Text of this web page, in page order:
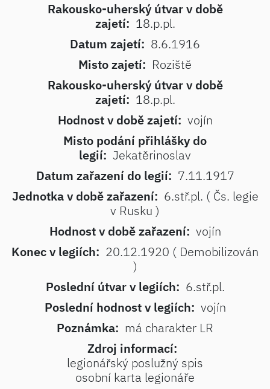
Rakousko-uherský útvar v době
zajetí: 18.p.pl.
Datum zajetí: 8.6.1916
Misto zajetí: Roziště
Rakousko-uherský útvar v době
zajetí: 18.p.pl.
Hodnost v době zajetí: vojín
Misto podání přihlášky do
legií: Jekatěrinoslav
Datum zařazení do legií: 7.11.1917
Jednotka v době zařazení: 6.stř.pl. ( Čs. legie
v Rusku )
Hodnost v době zařazení: vojín
Konec v legiích: 20.12.1920 ( Demobilizován
)
Poslední útvar v legiích: 6.stř.pl.
Poslední hodnost v legiích: vojín
Poznámka: má charakter LR
Zdroj informací:
legionářský poslužný spis
osobní karta legionáře